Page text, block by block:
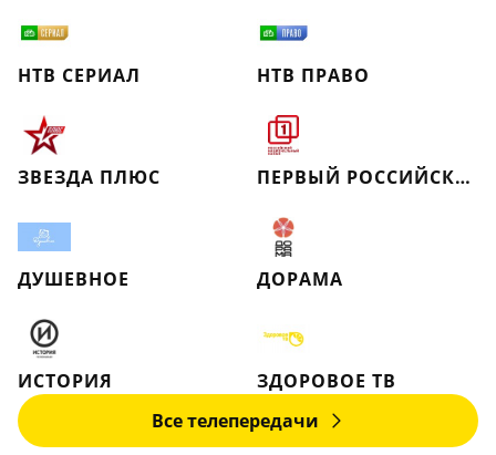
НТВ СЕРИАЛ НТВ ПРАВО
ЗВЕЗДА ПЛЮС ПЕРВЫЙ РОССИЙСКИЙ НАЦИОНАЛЬНЫЙ КАНАЛ
ДУШЕВНОЕ ДОРАМА
ИСТОРИЯ
ЗДОРОВОЕ ТВ
Все телепередачи